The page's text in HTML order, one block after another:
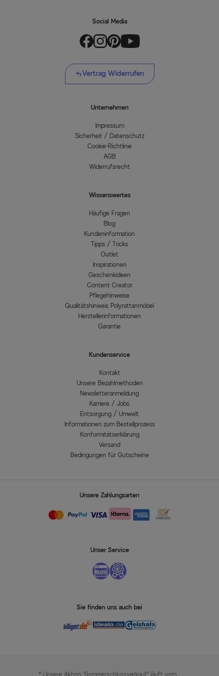
Social Media
Vertrag Widerrufen
Unternehmen
Impressum
Sicherheit / Datenschutz
Cookie-Richtlinie
AGB
Widerrufsrecht
Wissenswertes
Häufige Fragen
Blog
Kundeninformation
Tipps / Tricks
Outlet
Inspirationen
Geschenkideen
Content Creator
Pflegehinweise
Qualitätshinweis Polyrattanmöbel
Herstellerinformationen
Garantie
Kundenservice
Kontakt
Unsere Bezahlmethoden
Newsletteranmeldung
Karriere / Jobs
Entsorgung / Umwelt
Informationen zum Bestellprozess
Konformitätserklärung
Versand
Bedingungen für Gutscheine
Unsere Zahlungsarten
Unser Service
Sie finden uns auch bei
* Unsere Aktion „Sommerschlussverkauf“ läuft vom